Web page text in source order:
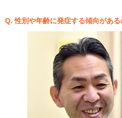
Q. 性別や年齢に発症する傾向がある